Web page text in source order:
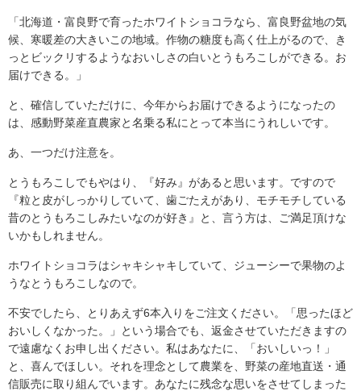
「北海道・富良野で育ったホワイトショコラなら、富良野盆地の気
候、寒暖差の大きいこの地域。作物の糖度も高く仕上がるので、き
っとビックリするようなおいしさの白いとうもろこしができる。お
届けできる。」
と、確信していただけに、今年からお届けできるようになったの
は、感動野菜産直農家と名乗る私にとって本当にうれしいです。
あ、一つだけ注意を。
とうもろこしでもやはり、『好み』があると思います。ですので
『粒と皮がしっかりしていて、歯ごたえがあり、モチモチしている
昔のとうもろこしみたいなのが好き』と、言う方は、ご満足頂けな
いかもしれません。
ホワイトショコラはシャキシャキしていて、ジューシーで果物のよ
うなとうもろこしなので。
不安でしたら、とりあえず6本入りをご注文ください。「思ったほど
おいしくなかった。」という場合でも、返金させていただきますの
で遠慮なくお申し出ください。私はあなたに、「おいしいっ！」
と、喜んでほしい。それを理念として農業を、野菜の産地直送・通
信販売に取り組んでいます。あなたに残念な思いをさせてしまった